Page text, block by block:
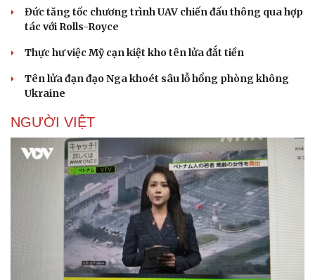
Đức tăng tốc chương trình UAV chiến đấu thông qua hợp
tác với Rolls-Royce
Thực hư việc Mỹ cạn kiệt kho tên lửa đắt tiền
Tên lửa đạn đạo Nga khoét sâu lỗ hổng phòng không
Ukraine
NGƯỜI VIỆT